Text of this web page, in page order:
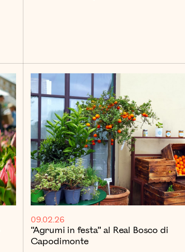
09.02.26
“Agrumi in festa” al Real Bosco di
Capodimonte